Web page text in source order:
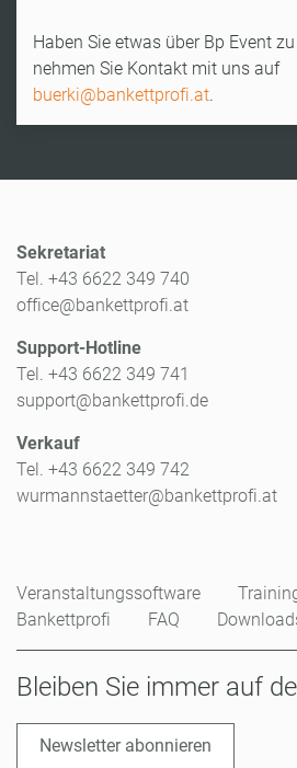
Haben Sie etwas über Bp Event
nehmen Sie Kontakt mit uns auf
buerki@bankettprofi.at.
Sekretariat
Tel. +43 6622 349 740
office@bankettprofi.at
Support-Hotline
Tel. +43 6622 349 741
support@bankettprofi.de
Verkauf
Tel. +43 6622 349 742
wurmannstaetter@bankettprofi.at
Veranstaltungssoftware
Bankettprofi
FAQ
Bleiben Sie immer auf
Newsletter abonnieren